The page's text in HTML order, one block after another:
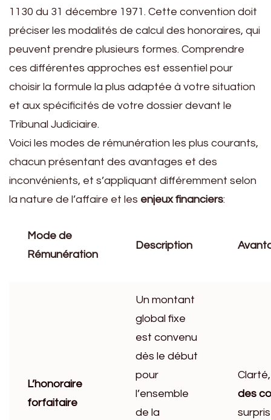
1130 du 31 décembre 1971. Cette convention doit
préciser les modalités de calcul des honoraires, qui
peuvent prendre plusieurs formes. Comprendre
ces différentes approches est essentiel pour
choisir la formule la plus adaptée à votre situation
et aux spécificités de votre dossier devant le
Tribunal Judiciaire.
Voici les modes de rémunération les plus courants,
chacun présentant des avantages et des
inconvénients, et s’appliquant différemment selon
la nature de l’affaire et les enjeux financiers:
Mode de
Rémunération
Description
L’honoraire
forfaitaire
Un montant
global fixe
est convenu
dès le début
pour
l’ensemble
de la
des